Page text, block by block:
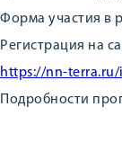
Форма участия в
Регистрация на
https://nn-
Подробности